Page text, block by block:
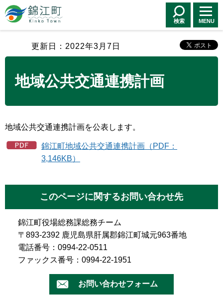
錦江町 Kinko
Town
検索 MENU
更新日：2022年3月7日
地域公共交通連携計画
地域公共交通連携計画を公表します。
錦江町地域公共交通連携計画（PDF：
3,146KB）
このページに関するお問い合わせ先
錦江町役場総務課総務チーム
〒893-2392 鹿児島県肝属郡錦江町城元963番地
電話番号：0994-22-0511
ファックス番号：0994-22-1951